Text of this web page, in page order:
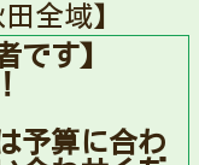
全域】
です】
予算に合わ